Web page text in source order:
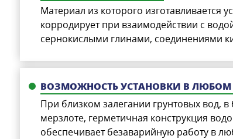
Материал из которого изготавливается
корродирует при взаимодействии с
сернокислыми глинами, соединениями
ВОЗМОЖНОСТЬ УСТАНОВКИ В ЛЮБОМ
При близком залегании грунтовых вод,
мерзлоте, герметичная конструкция
обеспечивает безаварийную работу в